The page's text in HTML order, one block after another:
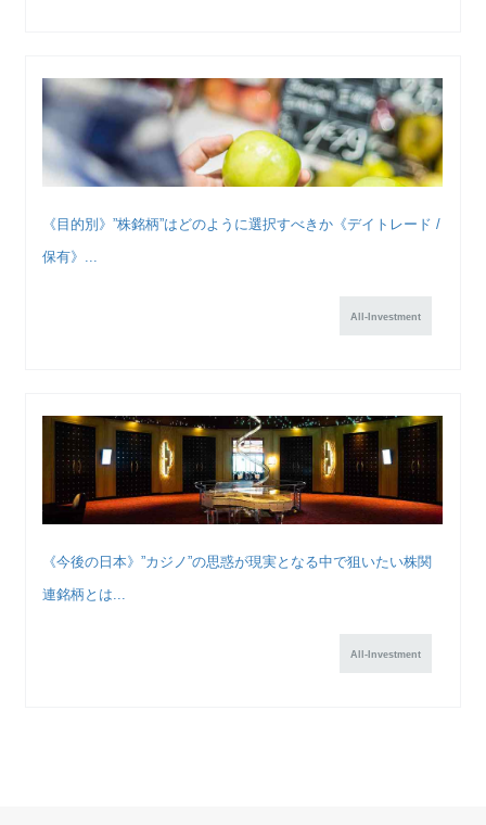
《目的別》”株銘柄”はどのように選択すべきか《デイトレード /
保有》...
All-Investment
《今後の日本》”カジノ”の思惑が現実となる中で狙いたい株関
連銘柄とは...
All-Investment